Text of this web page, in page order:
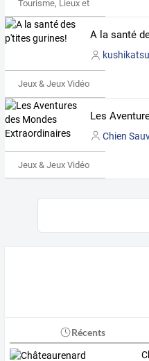
Tourisme, Lieux et Événements
kushikatsu
Jeux & Jeux Vidéo
Chien
Jeux & Jeux Vidéo
Récents